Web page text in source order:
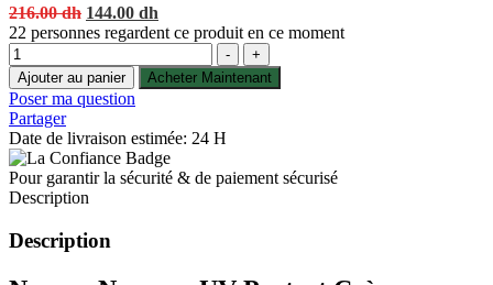
216.00dh Original
price
216.00 dh.
144.00 dh
price
144.00 dh.
22 personnes regardent ce produit en ce moment
Quantité
-
+
Ajouter au panier
Acheter Maintenant
Poser ma question
Partager
Date de livraison estimée: 24 H
Pour garantir la sécurité & de paiement sécurisé
Description
Description